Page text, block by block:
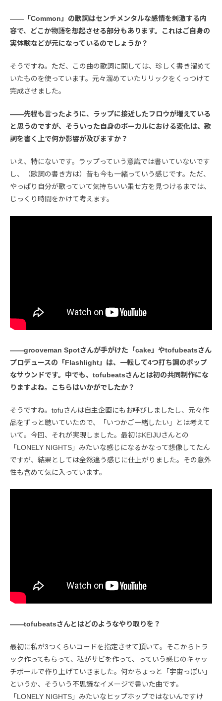
――「Common」の歌詞はセンチメンタルな感情を刺激する内
容で、どこか物語を想起させる部分もあります。これはご自身の
実体験などが元になっているのでしょうか？
そうですね。ただ、この曲の歌詞に関しては、珍しく書き溜めて
いたものを使っています。元々溜めていたリリックをくっつけて
完成させました。
――先程も言ったように、ラップに接近したフロウが増えている
と思うのですが、そういった自身のボーカルにおける変化は、歌
詞を書く上で何か影響が及びますか？
いえ、特にないです。ラップっていう意識では書いていないです
し、（歌詞の書き方は）昔も今も一緒っていう感じです。ただ、
やっぱり自分が歌っていて気持ちいい乗せ方を見つけるまでは、
じっくり時間をかけて考えます。
――grooveman Spotさんが手がけた「cake」やtofubeatsさん
プロデュースの「Flashlight」は、一転して4つ打ち調のポップ
なサウンドです。中でも、tofubeatsさんとは初の共同制作にな
りますよね。こちらはいかがでしたか？
そうですね。tofuさんは自主企画にもお呼びしましたし、元々作
品をずっと聴いていたので、「いつかご一緒したい」とは考えて
いて。今回、それが実現しました。最初はKEIJUさんとの
「LONELY NIGHTS」みたいな感じになるかなって想像してたん
ですが、結果としては全然違う感じに仕上がりました。その意外
性も含めて気に入っています。
――tofubeatsさんとはどのようなやり取りを？
最初に私が3つくらいコードを指定させて頂いて。そこからトラ
ック作ってもらって、私がサビを作って、っていう感じのキャッ
チボールで作り上げていきました。何かちょっと「宇宙っぽい」
というか、そういう不思議なイメージで書いた曲です。
「LONELY NIGHTS」みたいなヒップホップではないんですけ